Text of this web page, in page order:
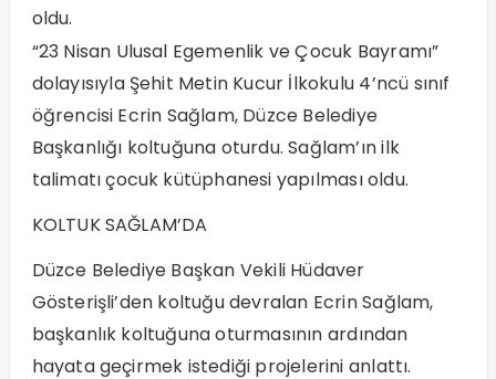
oldu.
“23 Nisan Ulusal Egemenlik ve Çocuk Bayramı”
dolayısıyla Şehit Metin Kucur İlkokulu 4’ncü sınıf
öğrencisi Ecrin Sağlam, Düzce Belediye
Başkanlığı koltuğuna oturdu. Sağlam’ın ilk
talimatı çocuk kütüphanesi yapılması oldu.
KOLTUK SAĞLAM’DA
Düzce Belediye Başkan Vekili Hüdaver
Gösterişli’den koltuğu devralan Ecrin Sağlam,
başkanlık koltuğuna oturmasının ardından
hayata geçirmek istediği projelerini anlattı.